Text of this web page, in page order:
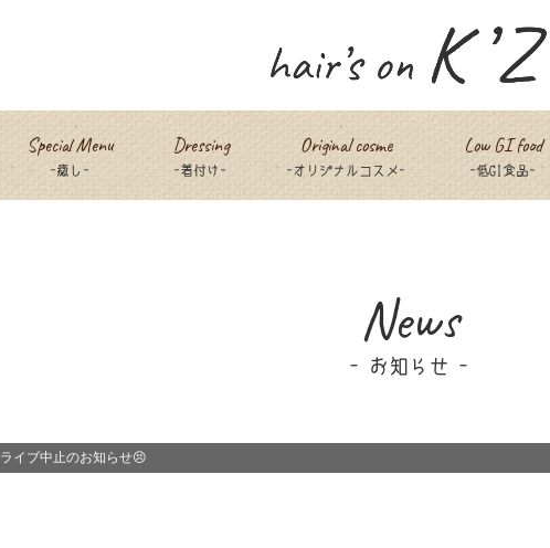
-癒し-
Special Menu
-着付け-
Dressing
-オリジナルコスメ-
Original cosme
-低GI食品-
Low GI food
News
お知らせ
ライブ中止のお知らせ😣